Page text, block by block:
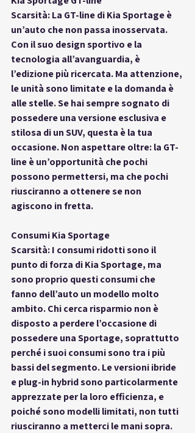
Scarsità: La GT-line di Kia Sportage è
un’auto che non passa inosservata.
Con il suo design sportivo e la
tecnologia all’avanguardia, è
l’edizione più ricercata. Ma attenzione,
le unità sono limitate e la domanda è
alle stelle. Se hai sempre sognato di
possedere una versione esclusiva e
stilosa di un SUV, questa è la tua
occasione. Non aspettare oltre: la GT-
line è un’opportunità che pochi
possono permettersi, ma che pochi
riusciranno a ottenere se non
agiscono in fretta.
Consumi Kia Sportage
Scarsità: I consumi ridotti sono il
punto di forza di Kia Sportage, ma
sono proprio questi consumi che
fanno dell’auto un modello molto
ambito. Chi cerca risparmio non è
disposto a perdere l’occasione di
possedere una Sportage, soprattutto
perché i suoi consumi sono tra i più
bassi del segmento. Le versioni ibride
e plug-in hybrid sono particolarmente
apprezzate per la loro efficienza, e
poiché sono modelli limitati, non tutti
riusciranno a metterci le mani sopra.